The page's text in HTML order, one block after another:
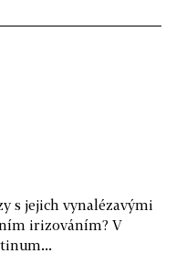
s jejich vynalézavými
irizováním? V